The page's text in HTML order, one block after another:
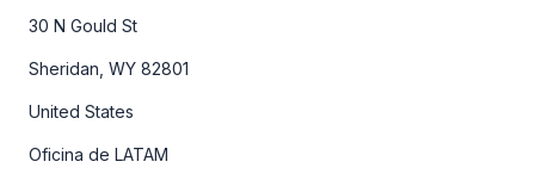
30 N Gould St
Sheridan, WY 82801
United States
Oficina de LATAM